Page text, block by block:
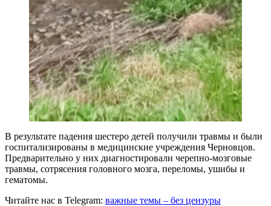
В результате падения шестеро детей получили травмы и были
госпитализированы в медицинские учреждения Черновцов.
Предварительно у них диагностировали черепно-мозговые
травмы, сотрясения головного мозга, переломы, ушибы и
гематомы.
Читайте нас в Telegram: важные темы – без цензуры